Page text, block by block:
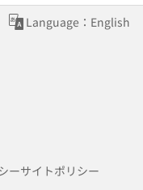
Language：English
ーサイトポリシー